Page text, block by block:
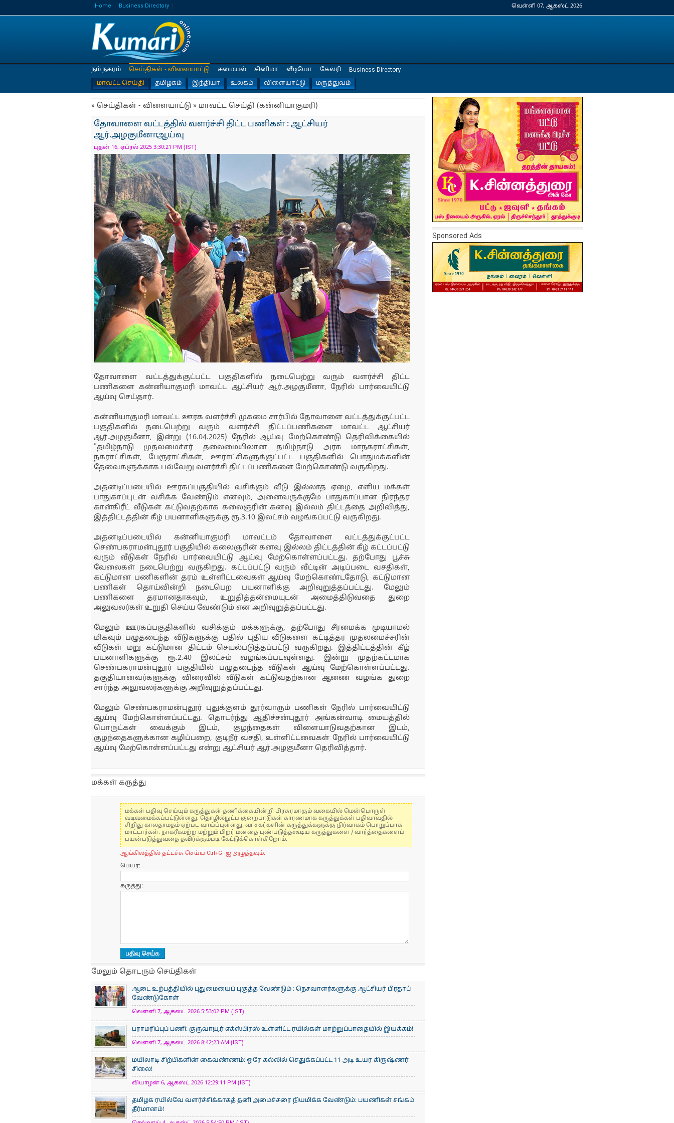
Home Business Directory வெள்ளி 07, ஆகஸ்ட் 2026
நம் நகரம்
செய்திகள் - விளையாட்டு
மாவட்ட செய்தி
தமிழகம் இந்தியா உலகம் விளையாட்டு மருத்துவம்
சமையல் சினிமா வீடியோ கேலரி Business Directory
» செய்திகள் - விளையாட்டு » மாவட்ட செய்தி (கன்னியாகுமரி)
தோவாளை வட்டத்தில் வளர்ச்சி திட்ட பணிகள் : ஆட்சியர்
ஆர்.அழகுமீனாஆய்வு
புதன் 16, ஏப்ரல் 2025 3:30:21 PM (IST)
தோவாளை வட்டத்துக்குட்பட்ட பகுதிகளில் நடைபெற்று வரும் வளர்ச்சி திட்ட
பணிகளை கன்னியாகுமரி மாவட்ட ஆட்சியர் ஆர்.அழகுமீனா, நேரில் பார்வையிட்டு
ஆய்வு செய்தார்.
கன்னியாகுமரி மாவட்ட ஊரக வளர்ச்சி முகமை சார்பில் தோவாளை வட்டத்துக்குட்பட்ட
பகுதிகளில் நடைபெற்று வரும் வளர்ச்சி திட்டப்பணிகளை மாவட்ட ஆட்சியர்
ஆர்.அழகுமீனா, இன்று (16.04.2025) நேரில் ஆய்வு மேற்கொண்டு தெரிவிக்கையில்
"தமிழ்நாடு முதலமைச்சர் தலைமையிலான தமிழ்நாடு அரசு மாநகராட்சிகள்,
நகராட்சிகள், பேரூராட்சிகள், ஊராட்சிகளுக்குட்பட்ட பகுதிகளில் பொதுமக்களின்
தேவைகளுக்காக பல்வேறு வளர்ச்சி திட்டப்பணிகளை மேற்கொண்டு வருகிறது.
அதனடிப்படையில் ஊரகப்பகுதியில் வசிக்கும் வீடு இல்லாத ஏழை, எளிய மக்கள்
பாதுகாப்புடன் வசிக்க வேண்டும் எனவும், அனைவருக்குமே பாதுகாப்பான நிரந்தர
கான்கிரீட் வீடுகள் கட்டுவதற்காக கலைஞரின் கனவு இல்லம் திட்டத்தை அறிவித்து,
இத்திட்டத்தின் கீழ் பயனாளிகளுக்கு ரூ.3.10 இலட்சம் வழங்கப்பட்டு வருகிறது.
அதனடிப்படையில் கன்னியாகுமரி மாவட்டம் தோவாளை வட்டத்துக்குட்பட்ட
செண்பகராமன்புதூர் பகுதியில் கலைஞரின் கனவு இல்லம் திட்டத்தின் கீழ் கட்டப்பட்டு
வரும் வீடுகள் நேரில் பார்வையிட்டு ஆய்வு மேற்கொள்ளப்பட்டது. தற்போது பூச்சு
வேலைகள் நடைபெற்று வருகிறது. கட்டப்பட்டு வரும் வீட்டின் அடிப்படை வசதிகள்,
கட்டுமான பணிகளின் தரம் உள்ளிட்டவைகள் ஆய்வு மேற்கொண்டதோடு, கட்டுமான
பணிகள் தொய்வின்றி நடைபெற பயனாளிக்கு அறிவுறுத்தப்பட்டது. மேலும்
பணிகளை தரமானதாகவும், உறுதித்தன்மையுடன் அமைத்திடுவதை துறை
அலுவலர்கள் உறுதி செய்ய வேண்டும் என அறிவுறுத்தப்பட்டது.
மேலும் ஊரகப்பகுதிகளில் வசிக்கும் மக்களுக்கு, தற்போது சீரமைக்க முடியாமல்
மிகவும் பழுதடைந்த வீடுகளுக்கு பதில் புதிய வீடுகளை கட்டித்தர முதலமைச்சரின்
வீடுகள் மறு கட்டுமான திட்டம் செயல்படுத்தப்பட்டு வருகிறது. இத்திட்டத்தின் கீழ்
பயனாளிகளுக்கு ரூ.2.40 இலட்சம் வழங்கப்படவுள்ளது. இன்று முதற்கட்டமாக
செண்பகராமன்புதூர் பகுதியில் பழுதடைந்த வீடுகள் ஆய்வு மேற்கொள்ளப்பட்டது.
தகுதியானவர்களுக்கு விரைவில் வீடுகள் கட்டுவதற்கான ஆணை வழங்க துறை
சார்ந்த அலுவலர்களுக்கு அறிவுறுத்தப்பட்டது.
மேலும் செண்பகராமன்புதூர் புதுக்குளம் தூர்வாரும் பணிகள் நேரில் பார்வையிட்டு
ஆய்வு மேற்கொள்ளப்பட்டது. தொடர்ந்து ஆதிச்சன்புதூர் அங்கன்வாடி மையத்தில்
பொருட்கள் வைக்கும் இடம், குழந்தைகள் விளையாடுவதற்கான இடம்,
குழந்தைகளுக்கான கழிப்பறை, குடிநீர் வசதி, உள்ளிட்டவைகள் நேரில் பார்வையிட்டு
ஆய்வு மேற்கொள்ளப்பட்டது என்று ஆட்சியர் ஆர்.அழகுமீனா தெரிவித்தார்.
மக்கள் கருத்து
மக்கள் பதிவு செய்யும் கருத்துகள் தணிக்கையின்றி பிரசுரமாகும் வகையில் மென்பொருள்
வடிவமைக்கப்பட்டுள்ளது. தொழில்நுட்ப குறைபாடுகள் காரணமாக கருத்துக்கள் பதிவாவதில்
சிறிது காலதாமதம் ஏற்பட வாய்ப்புள்ளது. வாசகர்களின் கருத்துக்களுக்கு நிர்வாகம் பொறுப்பாக
மாட்டார்கள். நாகரீகமற்ற மற்றும் பிறர் மனதை புண்படுத்தகூடிய கருத்துகளை / வார்த்தைகளைப்
பயன்படுத்துவதை தவிர்க்கும்படி கேட்டுக்கொள்கிறோம்.
ஆங்கிலத்தில் தட்டச்சு செய்ய Ctrl+G -ஐ அழுத்தவும்.
பெயர்:
கருத்து:
மேலும் தொடரும் செய்திகள்
ஆடை உற்பத்தியில் புதுமையைப் புகுத்த வேண்டும் : நெசவாளர்களுக்கு ஆட்சியர் பிரதாப்
வேண்டுகோள்
வெள்ளி 7, ஆகஸ்ட் 2026 5:53:02 PM (IST)
பராமரிப்புப் பணி: குருவாயூர் எக்ஸ்பிரஸ் உள்ளிட்ட ரயில்கள் மாற்றுப்பாதையில் இயக்கம்!
வெள்ளி 7, ஆகஸ்ட் 2026 8:42:23 AM (IST)
மயிலாடி சிற்பிகளின் கைவண்ணம்: ஒரே கல்லில் செதுக்கப்பட்ட 11 அடி உயர கிருஷ்ணர்
சிலை!
வியாழன் 6, ஆகஸ்ட் 2026 12:29:11 PM (IST)
தமிழக ரயில்வே வளர்ச்சிக்காகத் தனி அமைச்சரை நியமிக்க வேண்டும்: பயணிகள் சங்கம்
தீர்மானம்!
Sponsored Ads